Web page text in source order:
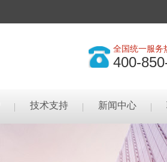
全国统一服务
400-
技术支持 新闻中心